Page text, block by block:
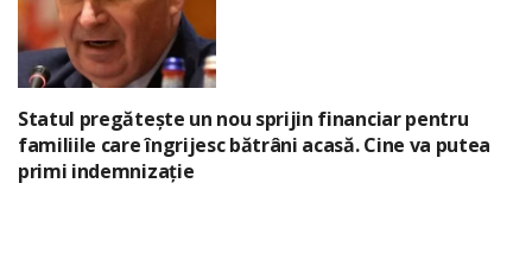
Statul pregătește un nou sprijin financiar pentru
familiile care îngrijesc bătrâni acasă. Cine va putea
primi indemnizație